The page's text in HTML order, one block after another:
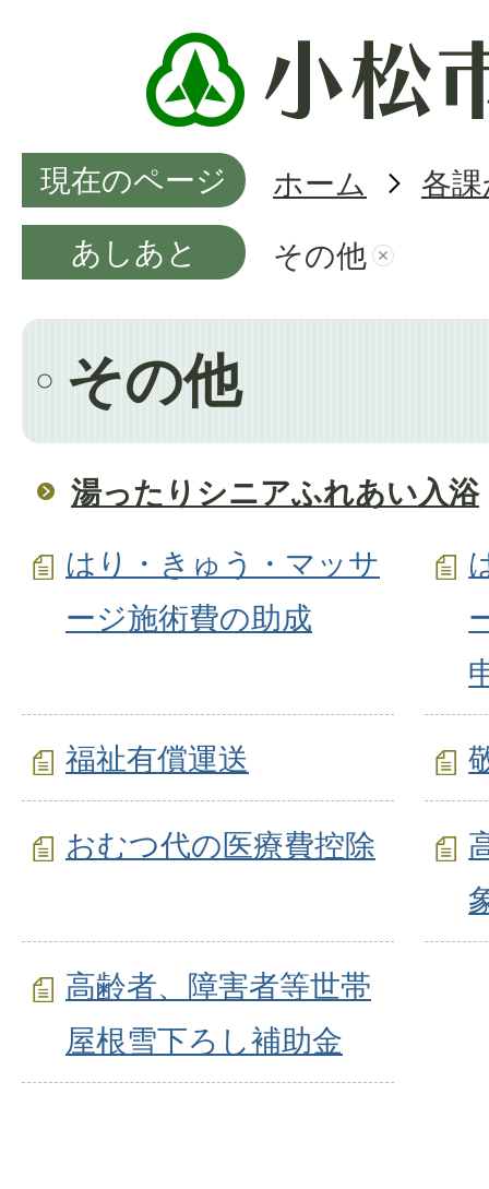
現在のページ ホーム
各
あしあと
その他
その他
湯ったりシニアふれあい入浴
はり・きゅう・マッサ
ージ施術費の助成
福祉有償運送
おむつ代の医療費控除
高齢者、障害者等世帯
屋根雪下ろし補助金